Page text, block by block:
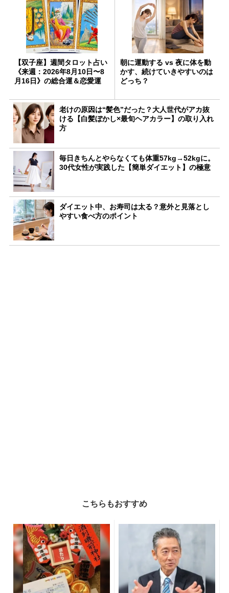
【双子座】週間タロット占い
《来週：2026年8月10日〜8
月16日》の総合運＆恋愛運
朝に運動する vs 夜に体を動
かす、続けていきやすいのは
どっち？
老けの原因は“髪色”だった？大人世代がアカ抜
ける【白髪ぼかし×最旬ヘアカラー】の取り入れ
方
毎日きちんとやらなくても体重57kg→52kgに。
30代女性が実践した【簡単ダイエット】の極意
ダイエット中、お寿司は太る？意外と見落とし
やすい食べ方のポイント
こちらもおすすめ